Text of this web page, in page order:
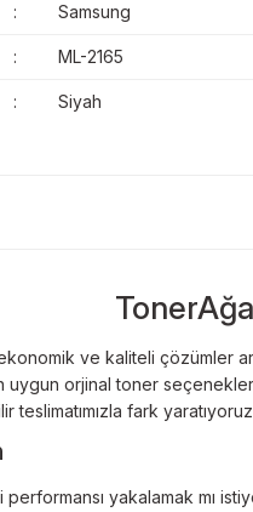
: Samsung
: ML-2165
: Siyah
ve kaliteli çözümler
uygun orjinal toner
teslimatımızla fark
yakalamak mı